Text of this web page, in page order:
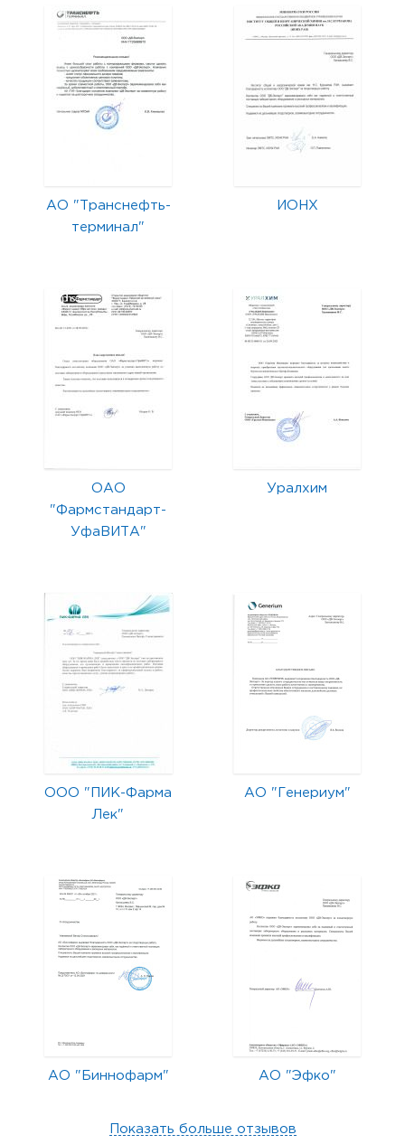
АО "Транснефть-
терминал"
ИОНХ
ОАО
"Фармстандарт-
УфаВИТА"
Уралхим
ООО "ПИК-Фарма
Лек"
АО "Генериум"
АО "Биннофарм" АО "Эфко"
Показать больше отзывов